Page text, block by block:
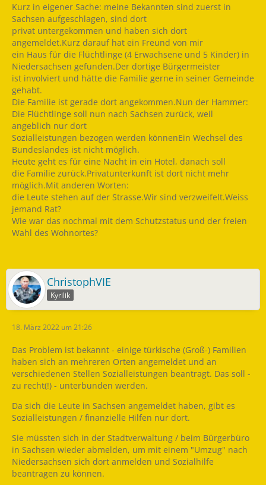
Kurz in eigener Sache: meine Bekannten sind zuerst in
Sachsen aufgeschlagen, sind dort
privat untergekommen und haben sich dort
angemeldet.Kurz darauf hat ein Freund von mir
ein Haus für die Flüchtlinge (4 Erwachsene und 5 Kinder) in
Niedersachsen gefunden.Der dortige Bürgermeister
ist involviert und hätte die Familie gerne in seiner Gemeinde
gehabt.
Die Familie ist gerade dort angekommen.Nun der Hammer:
Die Flüchtlinge soll nun nach Sachsen zurück, weil
angeblich nur dort
Sozialleistungen bezogen werden könnenEin Wechsel des
Bundeslandes ist nicht möglich.
Heute geht es für eine Nacht in ein Hotel, danach soll
die Familie zurück.Privatunterkunft ist dort nicht mehr
möglich.Mit anderen Worten:
die Leute stehen auf der Strasse.Wir sind verzweifelt.Weiss
jemand Rat?
Wie war das nochmal mit dem Schutzstatus und der freien
Wahl des Wohnortes?
ChristophVIE
Kyrilik
18. März 2022 um 21:26
Das Problem ist bekannt - einige türkische (Groß-) Familien
haben sich an mehreren Orten angemeldet und an
verschiedenen Stellen Sozialleistungen beantragt. Das soll -
zu recht(!) - unterbunden werden.
Da sich die Leute in Sachsen angemeldet haben, gibt es
Sozialleistungen / finanzielle Hilfen nur dort.
Sie müssten sich in der Stadtverwaltung / beim Bürgerbüro
in Sachsen wieder abmelden, um mit einem "Umzug" nach
Niedersachsen sich dort anmelden und Sozialhilfe
beantragen zu können.